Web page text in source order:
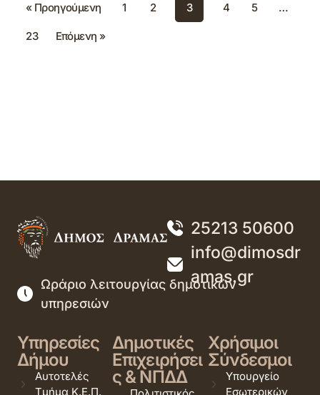
« Προηγούμενη 1 2 3 4 5 …
23 Επόμενη »
25213 50600
info@dimosdr
amas.gr
Ωράριο λειτουργίας δημοτικών
υπηρεσιών
Υπηρεσίες
Δήμου
Αυτοτελές
Τμήμα Κ.Ε.Π.
Δημοτικές
Επιχειρήσει
ς & ΝΠΔΔ
Χρήσιμοι
Σύνδεσμοι
Υπουργείο
Εσωτερικών